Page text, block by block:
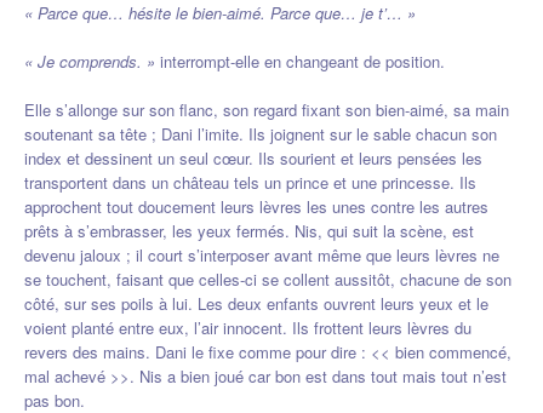
« Parce que… hésite le bien-aimé. Parce que… je t’… »
« Je comprends. » interrompt-elle en changeant de position.
Elle s’allonge sur son flanc, son regard fixant son bien-aimé, sa main
soutenant sa tête ; Dani l’imite. Ils joignent sur le sable chacun son
index et dessinent un seul cœur. Ils sourient et leurs pensées les
transportent dans un château tels un prince et une princesse. Ils
approchent tout doucement leurs lèvres les unes contre les autres
prêts à s’embrasser, les yeux fermés. Nis, qui suit la scène, est
devenu jaloux ; il court s’interposer avant même que leurs lèvres ne
se touchent, faisant que celles-ci se collent aussitôt, chacune de son
côté, sur ses poils à lui. Les deux enfants ouvrent leurs yeux et le
voient planté entre eux, l’air innocent. Ils frottent leurs lèvres du
revers des mains. Dani le fixe comme pour dire : << bien commencé,
mal achevé >>. Nis a bien joué car bon est dans tout mais tout n’est
pas bon.